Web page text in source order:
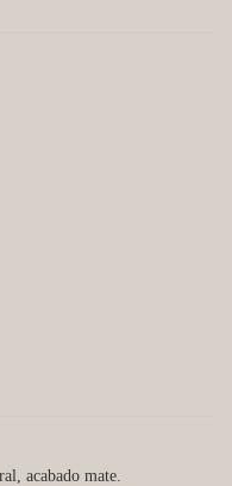
acabado mate.